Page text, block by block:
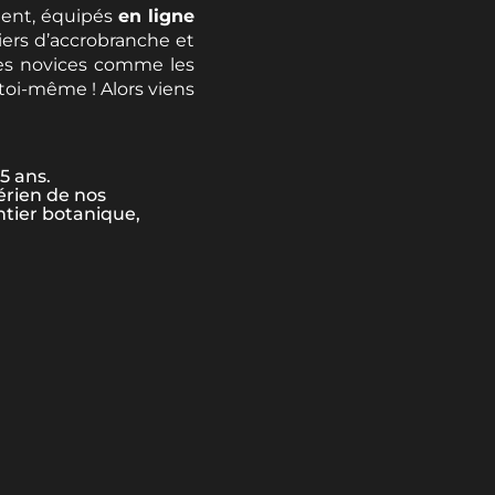
équipésen ligne
d’accrobranche et
novices comme les
même ! Alors viens
ans.
de nos
botanique,